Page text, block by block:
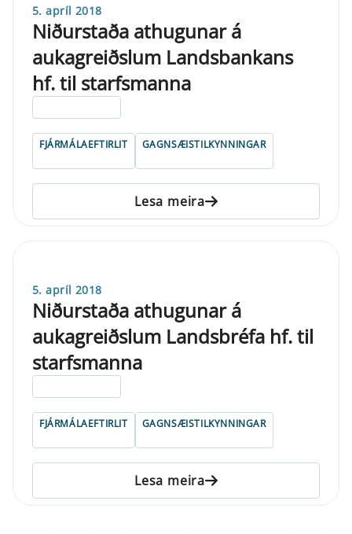
5. apríl 2018
Niðurstaða athugunar á
aukagreiðslum Landsbankans
hf. til starfsmanna
FJÁRMÁLAEFTIRLIT GAGNSÆISTILKYNNINGAR
Lesa meira
5. apríl 2018
Niðurstaða athugunar á
aukagreiðslum Landsbréfa hf. til
starfsmanna
FJÁRMÁLAEFTIRLIT GAGNSÆISTILKYNNINGAR
Lesa meira